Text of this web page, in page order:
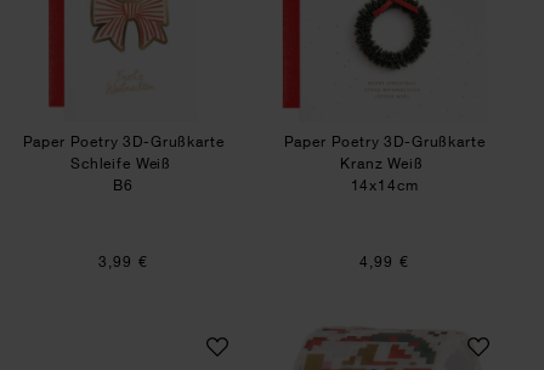
Paper Poetry 3D-Grußkarte
Schleife Weiß
B6
3,99 €
Paper Poetry 3D-Grußkarte
Kranz Weiß
14x14cm
4,99 €
Fichtenzapfen-Girlande Paper Poetry